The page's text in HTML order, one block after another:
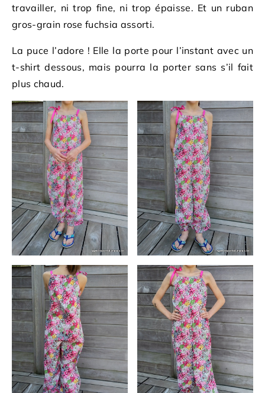
travailler, ni trop fine, ni trop épaisse. Et un ruban
gros-grain rose fuchsia assorti.
La puce l’adore ! Elle la porte pour l’instant avec un
t-shirt dessous, mais pourra la porter sans s’il fait
plus chaud.